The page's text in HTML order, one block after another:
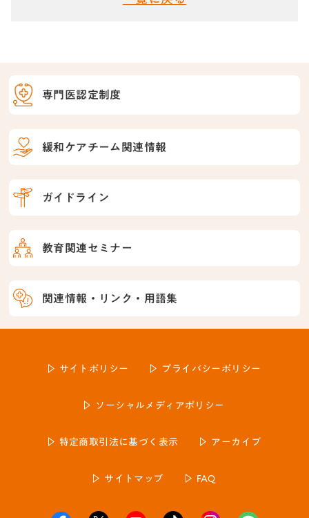
専門医認定制度
緩和ケアチーム関連情報
ガイドライン
教育関連セミナー
関連情報・リンク・用語集
サイトポリシー プライバシーポリシー
ソーシャルメディアポリシー
特定商取引法に基づく表示 アーカイブ
サイトマップ FAQ